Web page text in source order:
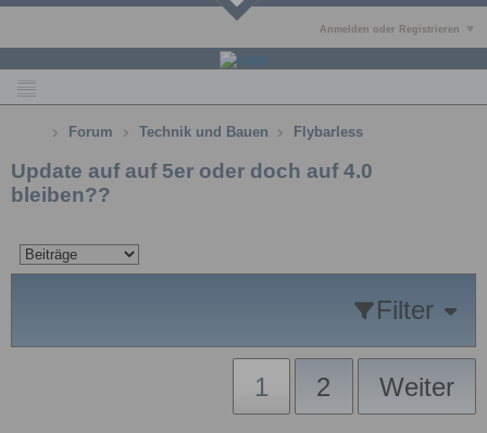
Anmelden oder Registrieren
Forum Technik und Bauen Flybarless
Update auf auf 5er oder doch auf 4.0
bleiben??
Filter
1 2 Weiter